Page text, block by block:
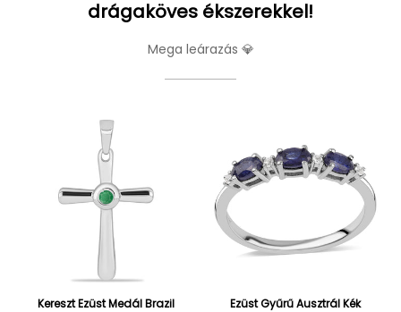
drágaköves ékszerekkel!
Mega leárazás 💎
Kereszt Ezüst Medál Brazil
Ezüst Gyűrű Ausztrál Kék